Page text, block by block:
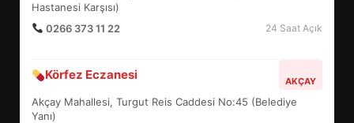
Hastanesi Karşısı)
0266 373 11 22
24 Saat Açık
Körfez Eczanesi AKÇAY
Akçay Mahallesi, Turgut Reis Caddesi No:45 (Belediye
Yanı)
5
6
TURNUVASI KAYITLARI NEYİ